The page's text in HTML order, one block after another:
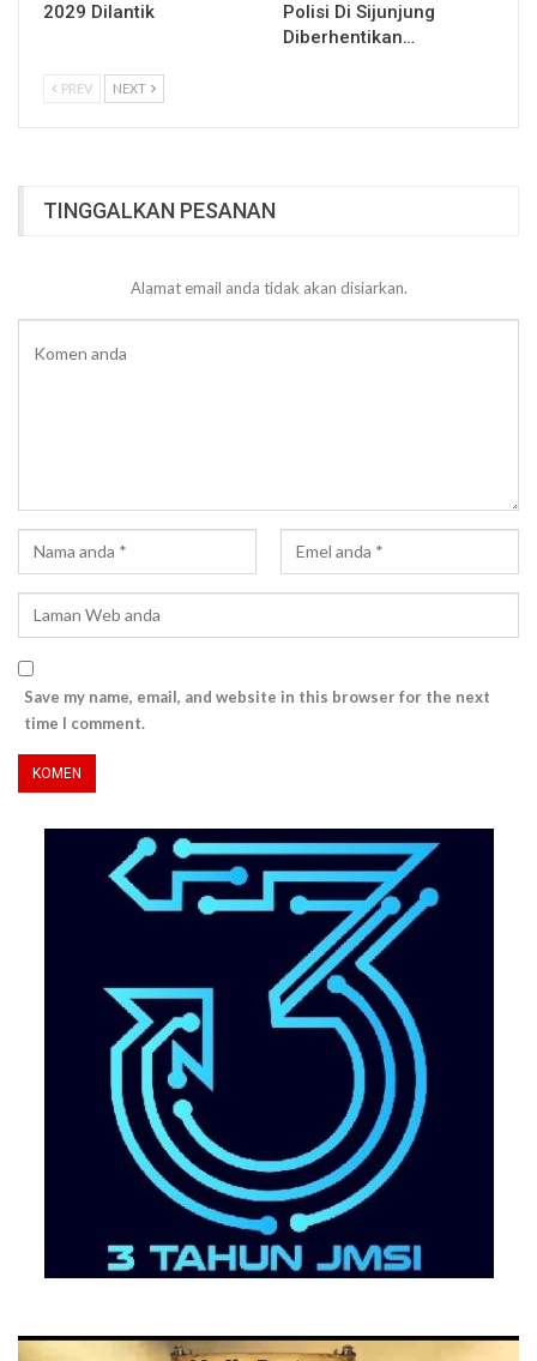
2029 Dilantik
Polisi Di Sijunjung
Diberhentikan…
PREV NEXT
TINGGALKAN PESANAN
Alamat email anda tidak akan disiarkan.
Save my name, email, and website in this browser for the next
time I comment.